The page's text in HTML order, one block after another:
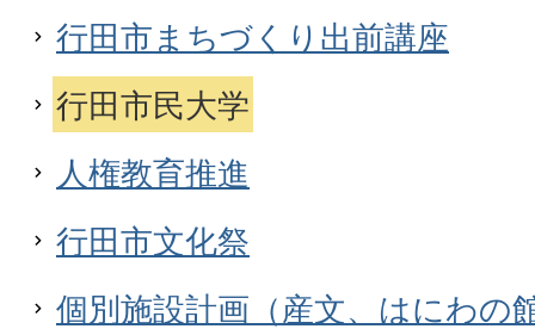
行田市まちづくり出前講座
行田市民大学
人権教育推進
行田市文化祭
個別施設計画（産文、はにわの